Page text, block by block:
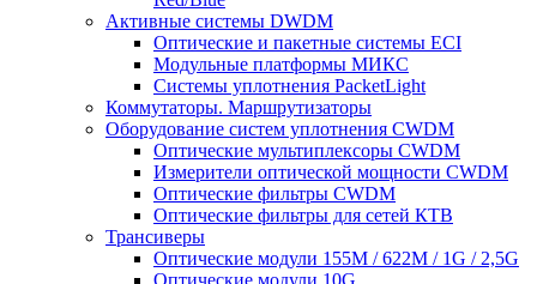
Активные системы DWDM
Оптические и пакетные системы ECI
Модульные платформы МИКС
Системы уплотнения PacketLight
Коммутаторы. Маршрутизаторы
Оборудование систем уплотнения CWDM
Оптические мультиплексоры CWDM
Измерители оптической мощности CWDM
Оптические фильтры CWDM
Оптические фильтры для сетей КТВ
Трансиверы
Оптические модули 155M / 622M / 1G / 2,5G
Оптические модули 10G